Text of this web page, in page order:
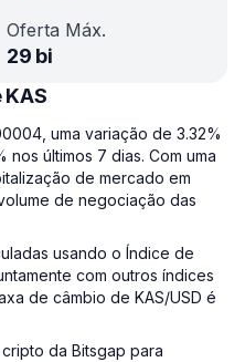
Oferta Máx.
29 bi
uma variação de 3.32%
nos últimos 7 dias. Com uma
de mercado em
de negociação das
usando o Índice de
com outros índices
de câmbio de KAS/USD é
da Bitsgap para